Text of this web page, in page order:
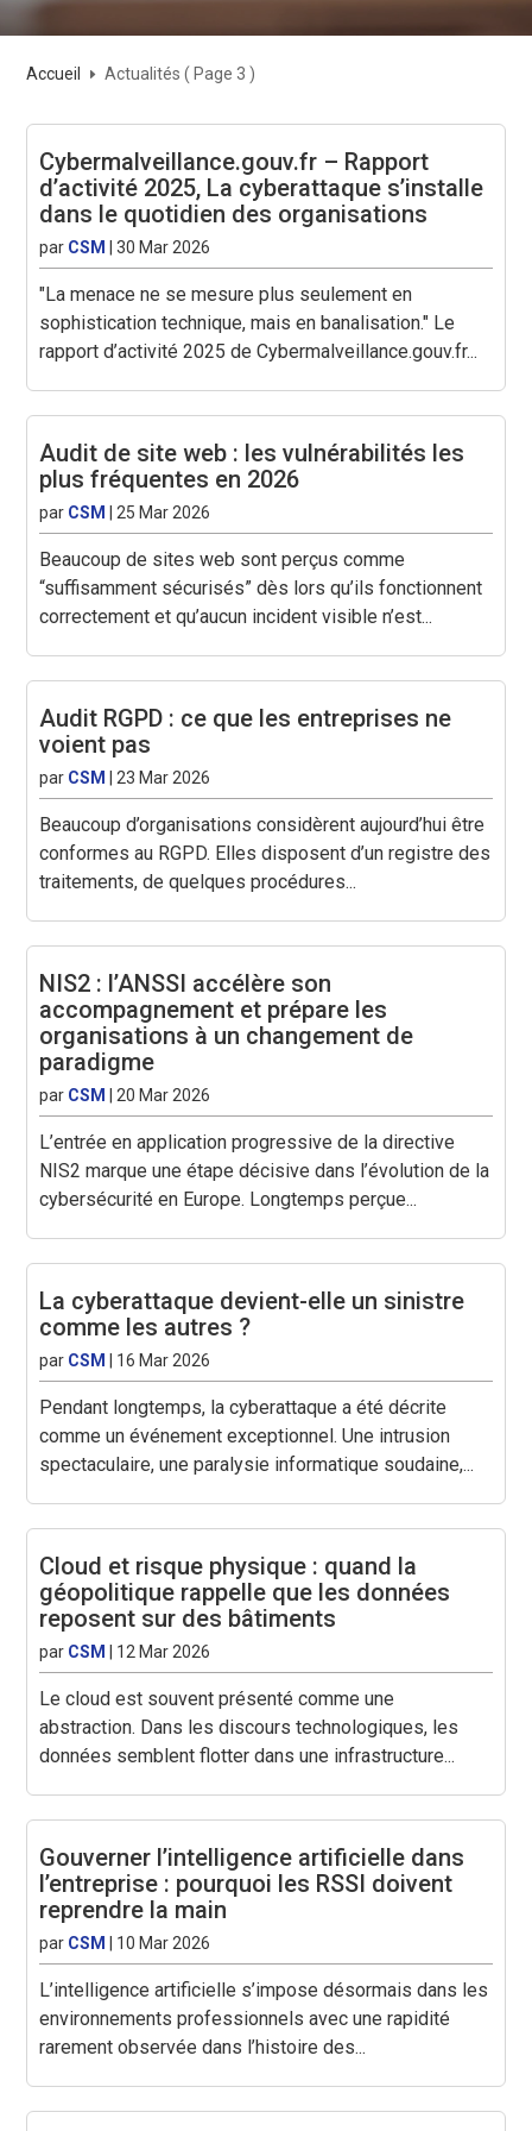
Accueil E Actualités ( Page 3 )
Cybermalveillance.gouv.fr – Rapport
d’activité 2025, La cyberattaque s’installe
dans le quotidien des organisations
par CSM |30 Mar 2026
"La menace ne se mesure plus seulement en
sophistication technique, mais en banalisation." Le
rapport d’activité 2025 de Cybermalveillance.gouv.fr...
Audit de site web : les vulnérabilités les
plus fréquentes en 2026
par CSM 25 Mar 2026
Beaucoup de sites web sont perçus comme
“suffisamment sécurisés” dès lors qu’ils fonctionnent
correctement et qu’aucun incident visible n’est...
Audit RGPD : ce que les entreprises ne
voient pas
par CSM 23 Mar 2026
Beaucoup d’organisations considèrent aujourd’hui être
conformes au RGPD. Elles disposent d’un registre des
traitements, de quelques procédures...
NIS2 : l’ANSSI accélère son
accompagnement et prépare les
organisations à un changement de
paradigme
par CSM 20 Mar 2026
L’entrée en application progressive de la directive
NIS2 marque une étape décisive dans l’évolution de la
cybersécurité en Europe. Longtemps perçue...
La cyberattaque devient-elle un sinistre
comme les autres ?
par CSM 16 Mar 2026
Pendant longtemps, la cyberattaque a été décrite
comme un événement exceptionnel. Une intrusion
spectaculaire, une paralysie informatique soudaine,...
Cloud et risque physique : quand la
géopolitique rappelle que les données
reposent sur des bâtiments
par CSM 12 Mar 2026
Le cloud est souvent présenté comme une
abstraction. Dans les discours technologiques, les
données semblent flotter dans une infrastructure...
Gouverner l’intelligence artificielle dans
l’entreprise : pourquoi les RSSI doivent
reprendre la main
par CSM 10 Mar 2026
L’intelligence artificielle s’impose désormais dans les
environnements professionnels avec une rapidité
rarement observée dans l’histoire des...